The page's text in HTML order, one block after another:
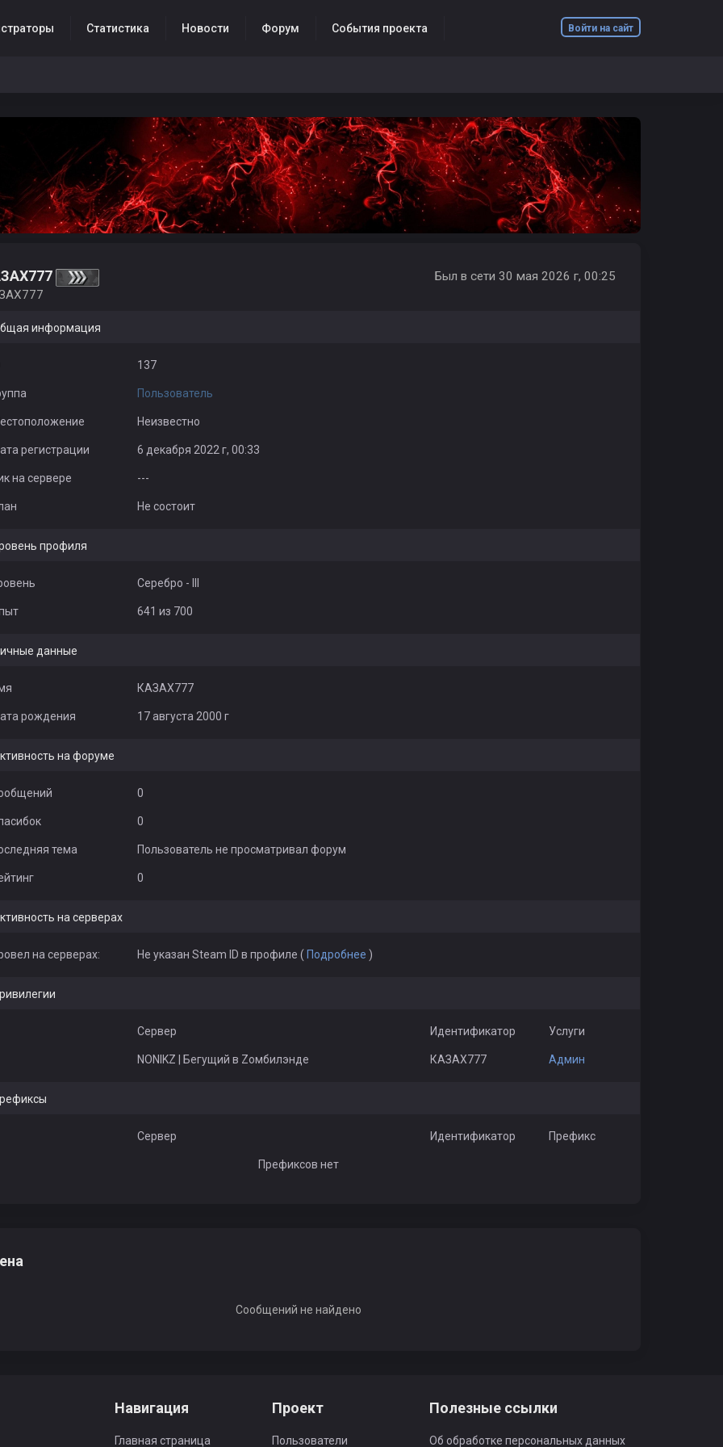
Войти на сайт
Статистика Новости Форум События проекта
Был в сети 30 мая 2026 г, 00:25
информация
137
Пользователь
Неизвестно
регистрации 6 декабря 2022 г, 00:33
на сервере ---
Не состоит
профиля
Серебро - III
641 из 700
данные
КАЗАХ777
рождения 17 августа 2000 г
на форуме
0
0
тема Пользователь не просматривал форум
0
на серверах
на серверах: Не указан Steam ID в профиле ( Подробнее )
Сервер Идентификатор Услуги
NONIKZ | Бегущий в Zомбилэнде КАЗАХ777 Админ
Сервер Идентификатор Префикс
Префиксов нет
Сообщений не найдено
Навигация
Главная страница
Проект
Пользователи
Полезные ссылки
Об обработке персональных данных